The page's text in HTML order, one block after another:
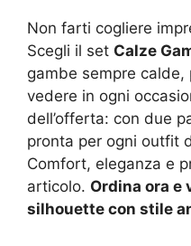
Non farti cogliere
Scegli il set Calze
gambe sempre
vedere in ogni
dell’offerta: con due
pronta per ogni outfit
Comfort, eleganza e
articolo. Ordina ora e
silhouette con stile